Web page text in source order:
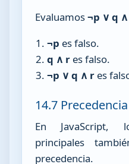
Evaluamos¬p ∨ q
¬p es falso.
q ∧ r es falso.
¬p ∨ q ∧ r es
14.7
En JavaScript,
principales
precedencia.